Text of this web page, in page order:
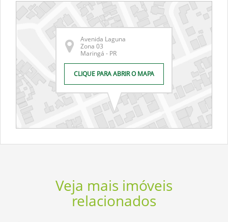
Avenida Laguna
Zona 03
Maringá - PR
CLIQUE PARA ABRIR O MAPA
Veja mais imóveis
relacionados